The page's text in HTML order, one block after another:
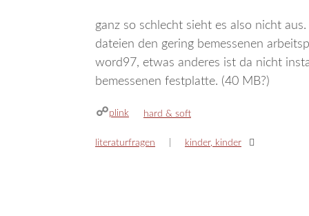
ganz so schlecht sieht es also nicht
dateien den gering bemessenen
word97, etwas anderes ist da nicht
bemessenen festplatte. (40 MB?)
plink kategorien
hard & soft
literaturfragen kinder, kinder